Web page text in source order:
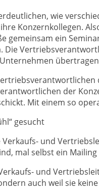
wie
Konzernkollegen.
gemeinsam ein
Die
der
Mit einem so
gesucht
und
mal selbst ein
und
auch weil sie